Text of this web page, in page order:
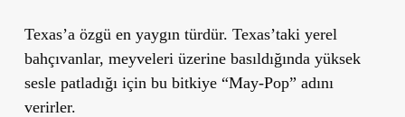
Texas’a özgü en yaygın türdür. Texas’taki yerel
bahçıvanlar, meyveleri üzerine basıldığında yüksek
sesle patladığı için bu bitkiye “May-Pop” adını
verirler.